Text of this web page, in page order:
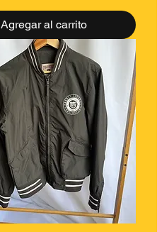
Agregar al carrito